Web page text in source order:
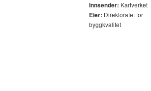
Innsender: Kartverket
Eier: Direktoratet for
byggkvalitet